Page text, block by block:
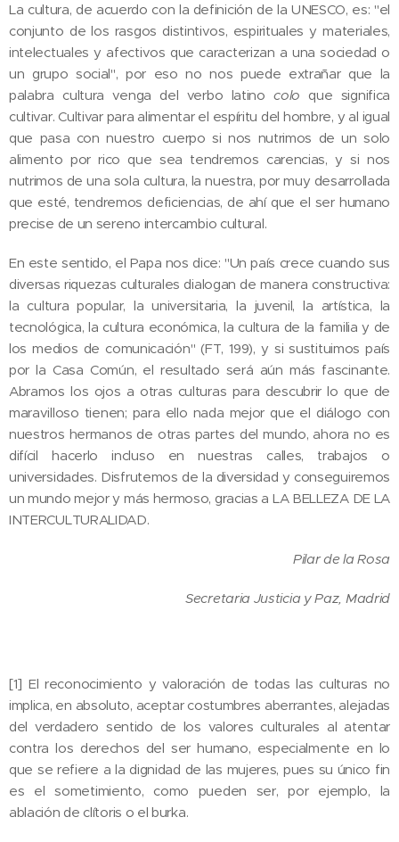
La cultura, de acuerdo con la definición de la UNESCO, es: "el
conjunto de los rasgos distintivos, espirituales y materiales,
intelectuales y afectivos que caracterizan a una sociedad o
un grupo social", por eso no nos puede extrañar que la
palabra cultura venga del verbo latinocolo que significa
cultivar. Cultivar para alimentar el espíritu del hombre, y al igual
que pasa con nuestro cuerpo si nos nutrimos de un solo
alimento por rico que sea tendremos carencias, y si nos
nutrimos de una sola cultura, la nuestra, por muy desarrollada
que esté, tendremos deficiencias, de ahí que el ser humano
precise de un sereno intercambio cultural.
En este sentido, el Papa nos dice: "Un país crece cuando sus
diversas riquezas culturales dialogan de manera constructiva:
la cultura popular, la universitaria, la juvenil, la artística, la
tecnológica, la cultura económica, la cultura de la familia y de
los medios de comunicación" (FT, 199), y si sustituimos país
por la Casa Común, el resultado será aún más fascinante.
Abramos los ojos a otras culturas para descubrir lo que de
maravilloso tienen; para ello nada mejor que el diálogo con
nuestros hermanos de otras partes del mundo, ahora no es
difícil hacerlo incluso en nuestras calles, trabajos o
universidades. Disfrutemos de la diversidad y conseguiremos
un mundo mejor y más hermoso, gracias a LA BELLEZA DE LA
INTERCULTURALIDAD.
Pilar de la Rosa
Secretaria Justicia y Paz, Madrid
[1] El reconocimiento y valoración de todas las culturas no
implica, en absoluto, aceptar costumbres aberrantes, alejadas
del verdadero sentido de los valores culturales al atentar
contra los derechos del ser humano, especialmente en lo
que se refiere a la dignidad de las mujeres, pues su único fin
es el sometimiento, como pueden ser, por ejemplo, la
ablación de clítoris o el burka.